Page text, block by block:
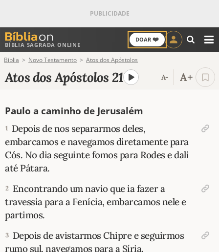
BÍBLIA SAGRADA ONLINE
DOAR ❤️
ANTIGO TESTAMENTO
NOVO TESTAMENTO
VERSÍCULOS
VERSÍCULO DO DIA
PALAVRA DO DIA
SALMO DO DIA
DEVOCIONAL DIÁRIO
10 MANDAMENTOS
Bíblia Novo Testamento Atos dos Apóstolos
Atos dos Apóstolos 21 A- A+
Paulo a caminho de Jerusalém
1 Depois de nos separarmos deles,
embarcamos e navegamos diretamente para
Cós. No dia seguinte fomos para Rodes e dali
até Pátara.
2 Encontrando um navio que ia fazer a
travessia para a Fenícia, embarcamos nele e
partimos.
3 Depois de avistarmos Chipre e seguirmos
rumo sul, navegamos para a Síria.